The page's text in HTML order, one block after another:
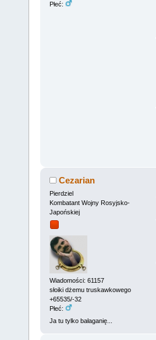
Płeć:
Cezarian
Pierdziel
Kombatant Wojny Rosyjsko-
Japońskiej
Wiadomości: 61157
słoiki dżemu truskawkowego
+65535/-32
Płeć:
Ja tu tylko bałaganię...